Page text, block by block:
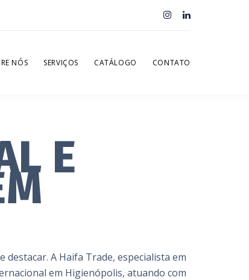
NÓS SERVIÇOS CATÁLOGO CONTATO
E
A Haifa Trade, especialista em
em Higienópolis, atuando com